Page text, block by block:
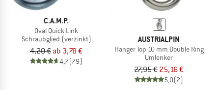
C.A.M.P.
Oval Quick Link
Schraubglied (verzinkt)
4,20 € ab 3,78 €
4,7(79)
AUSTRIALPIN
Hanger Top 10 mm Double Ring
Umlenker
27,95 € 25,16 €
5,0(2)